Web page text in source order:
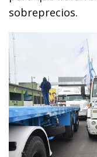
sobreprecios.